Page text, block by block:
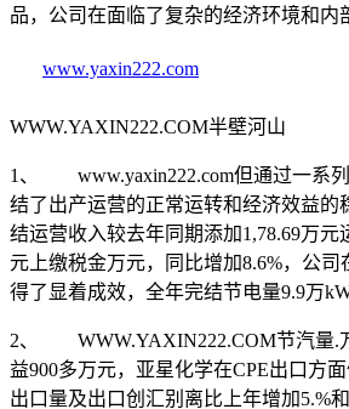
品，公司在面临了复杂的经济环境和内
www.yaxin222.com
WWW.YAXIN222.COM半壁河山
1、 www.yaxin222.com但通过一系
结了出产运营的正常运转和经济效益的
结运营收入较去年同期添加1,78.69万元
元上缴税金万元，同比增加8.6%，公司
得了显着成效，全年完结节电量9.9万
2、 WWW.YAXIN222.COM节汽量.
益900多万元，亚星化学在CPE出口方
出口量及出口创汇别离比上年增加5.%